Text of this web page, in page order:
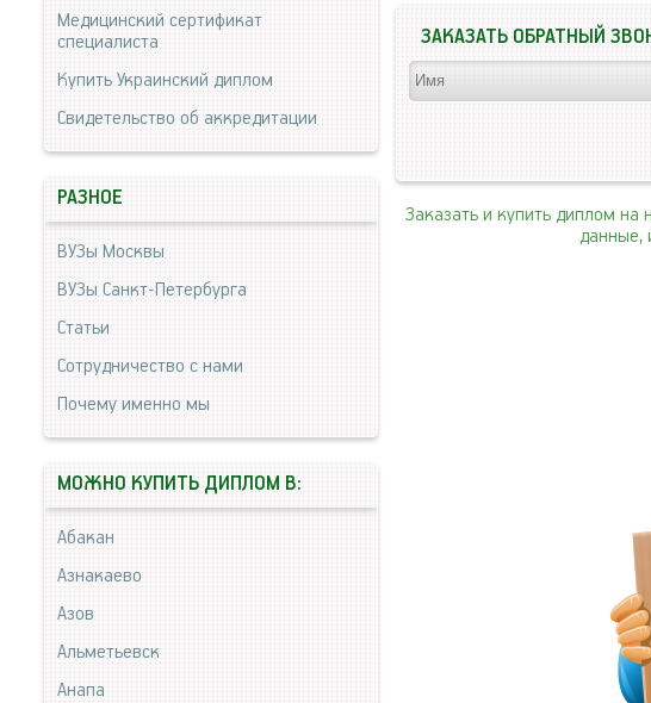
ЗАКАЗАТЬ ОБРАТНЫЙ
Заказать и купить диплом
данные,
Медицинский сертификат
специалиста
Купить Украинский диплом
Свидетельство об аккредитации
РАЗНОЕ
ВУЗы Москвы
ВУЗы Санкт-Петербурга
Статьи
Сотрудничество с нами
Почему именно мы
МОЖНО КУПИТЬ ДИПЛОМ В:
Абакан
Азнакаево
Азов
Альметьевск
Анапа